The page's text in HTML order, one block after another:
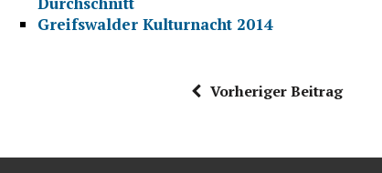
Greifswalder Kulturnacht 2014
Vorheriger Beitrag